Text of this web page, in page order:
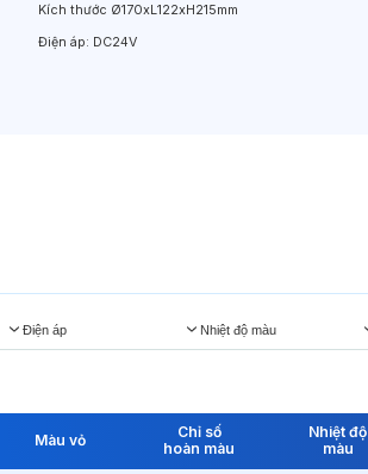
Kích thước Ø170xL122xH215mm
Điện áp: DC24V
Điện áp Nhiệt độ màu
Màu vỏ
Chỉ số
hoàn màu
Nhiệt độ
màu